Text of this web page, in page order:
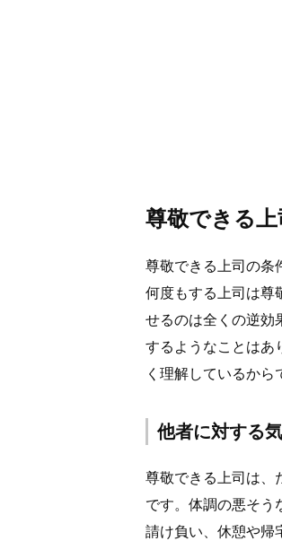
尊敬できる
尊敬できる上司の条
何度もする上司は尊
せるのは全くの逆効
するようなことはあ
く理解しているから
他者に対する
尊敬できる上司は、
です。体調の悪そう
請け負い、休憩や帰